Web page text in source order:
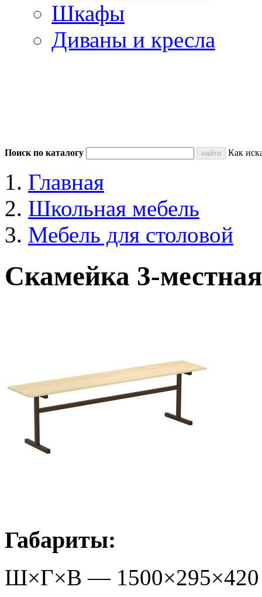
Шкафы
Диваны и кресла
Поиск по каталогу Как
Главная
Школьная мебель
Мебель для столовой
Скамейка 3-местная
Габариты:
Ш×Г×В — 1500×295×420